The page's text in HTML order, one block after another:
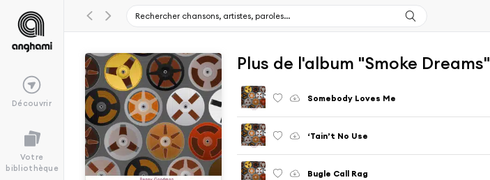
Découvrir
Votre
bibliothèque
Plus de l'album "Smoke Dreams"
Somebody Loves Me
‘Tain’t No Use
Bugle Call Rag